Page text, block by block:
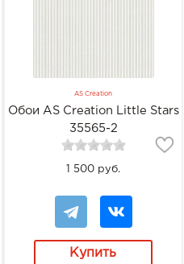
AS Creation
Обои AS Creation Little Stars
35565-2
1 500 руб.
Купить